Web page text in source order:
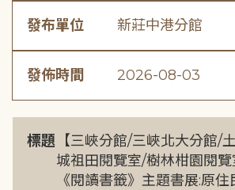
發布單位 新莊中港分館
發佈時間 2026-08-03
標題 【三峽分館/三峽北大分館/
城祖田閱覽室/樹林柑園閱覽
《閱讀書籤》主題書展:原